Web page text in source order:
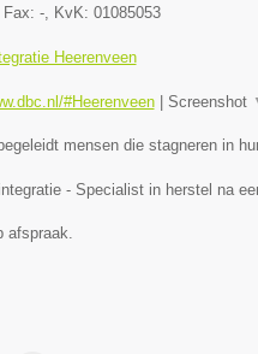
-, KvK: 01085053
Heerenveen
#Heerenveen| Screenshot
mensen die stagneren in
- Specialist in herstel na
afspraak.